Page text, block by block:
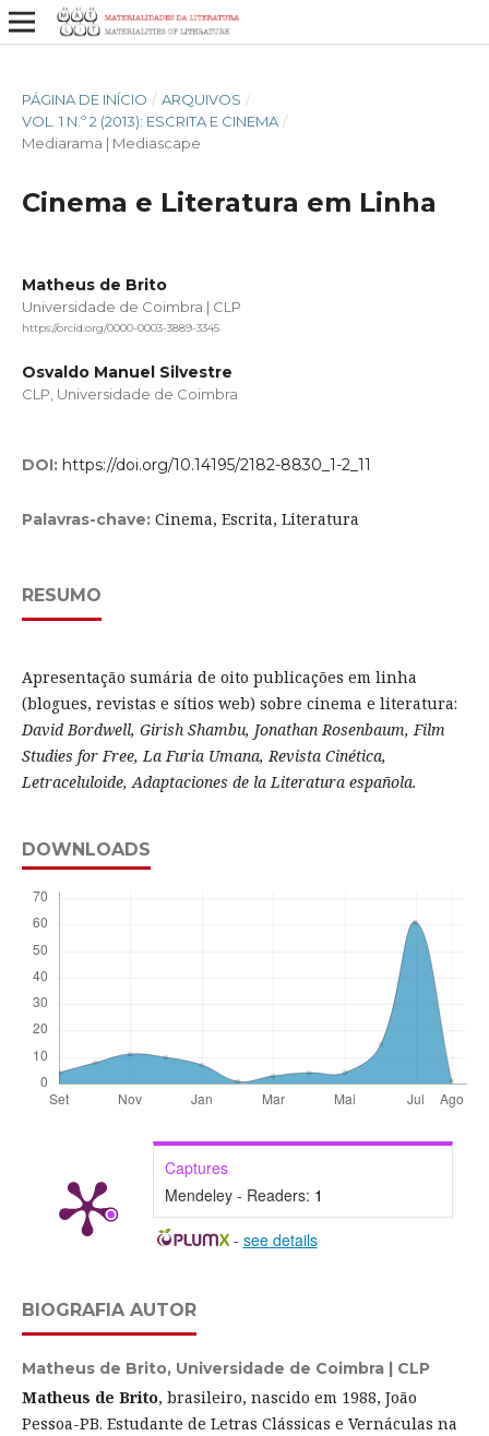
PÁGINA DE INÍCIO / ARQUIVOS /
VOL. 1 N.º 2 (2013): ESCRITA E CINEMA /
Mediarama | Mediascape
Cinema e Literatura em Linha
Matheus de Brito
Universidade de Coimbra | CLP
https://orcid.org/0000-0003-3889-3345
Osvaldo Manuel Silvestre
CLP, Universidade de Coimbra
DOI: https://doi.org/10.14195/2182-8830_1-2_11
Palavras-chave: Cinema, Escrita, Literatura
RESUMO
Apresentação sumária de oito publicações em linha
(blogues, revistas e sítios web) sobre cinema e literatura:
David Bordwell, Girish Shambu, Jonathan Rosenbaum, Film
Studies for Free, La Furia Umana, Revista Cinética,
Letraceluloide, Adaptaciones de la Literatura española.
DOWNLOADS
Captures
Mendeley - Readers: 1
- see details
BIOGRAFIA AUTOR
Matheus de Brito, Universidade de Coimbra | CLP
Matheus de Brito, brasileiro, nascido em 1988, João
Pessoa-PB. Estudante de Letras Clássicas e Vernáculas na